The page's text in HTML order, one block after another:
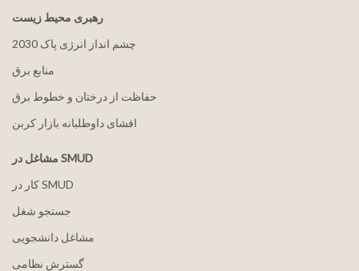
رهبری محیط زیست
2030 چشم انداز انرژی پاک
منابع برق
حفاظت از درختان و خطوط برق
افشای داوطلبانه بازار کربن
مشاغل در SMUD
کار در SMUD
جستجو شغل
مشاغل دانشجویی
گسترش نظامی